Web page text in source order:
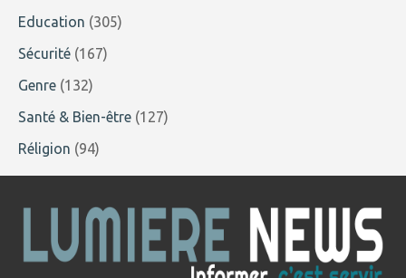
Education (305)
Sécurité (167)
Genre (132)
Santé & Bien-être (127)
Réligion (94)